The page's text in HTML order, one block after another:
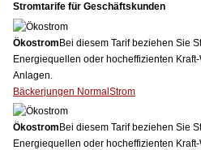
Stromtarife für Geschäftskunden
Ökostrom Bei diesem Tarif beziehen Sie
Energiequellen oder hocheffizienten
Anlagen.
Bäckerjungen NormalStrom
Ökostrom Bei diesem Tarif beziehen Sie
Energiequellen oder hocheffizienten